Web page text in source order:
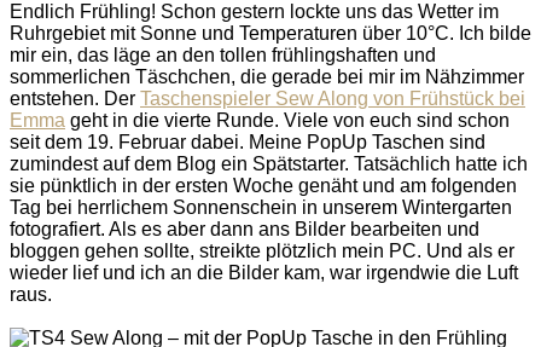
Endlich Frühling! Schon gestern lockte uns das Wetter im
Ruhrgebiet mit Sonne und Temperaturen über 10°C. Ich bilde
mir ein, das läge an den tollen frühlingshaften und
sommerlichen Täschchen, die gerade bei mir im Nähzimmer
entstehen. Der Taschenspieler Sew Along von Frühstück bei
Emma geht in die vierte Runde. Viele von euch sind schon
seit dem 19. Februar dabei. Meine PopUp Taschen sind
zumindest auf dem Blog ein Spätstarter. Tatsächlich hatte ich
sie pünktlich in der ersten Woche genäht und am folgenden
Tag bei herrlichem Sonnenschein in unserem Wintergarten
fotografiert. Als es aber dann ans Bilder bearbeiten und
bloggen gehen sollte, streikte plötzlich mein PC. Und als er
wieder lief und ich an die Bilder kam, war irgendwie die Luft
raus.